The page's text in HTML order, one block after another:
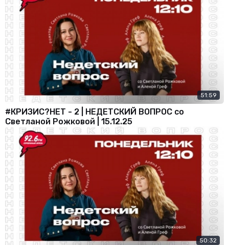
51:59
#КРИЗИС?НЕТ - 2 | НЕДЕТСКИЙ ВОПРОС со
Светланой Рожковой | 15.12.25
50:32